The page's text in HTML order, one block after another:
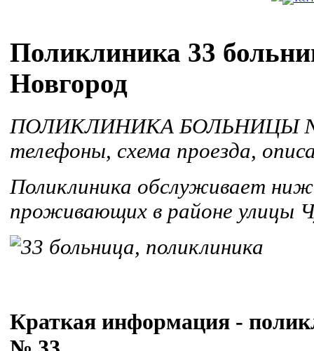
Поликлиника 33
Новгород
ПОЛИКЛИНИКА БОЛЬНИЦЫ №
телефоны, схема проезда,
Поликлиника обслуживает
проживающих в районе улицы
Краткая информация -